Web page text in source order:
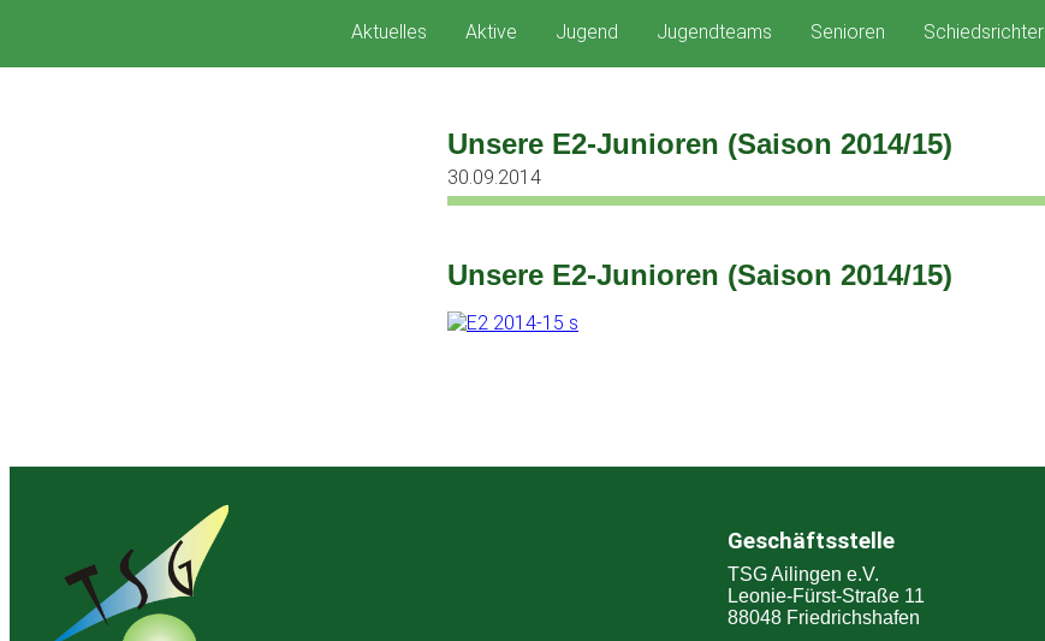
springen
Aktuelles Aktive Jugend Jugendteams Senioren Schiedsrichter
Unsere E2-Junioren (Saison 2014/15)
30.09.2014
Unsere E2-Junioren (Saison 2014/15)
Geschäftsstelle
TSG Ailingen e.V.
Leonie-Fürst-Straße 11
88048 Friedrichshafen